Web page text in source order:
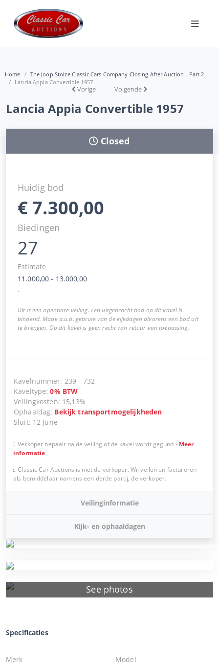
Home
The Joop Stolze Classic Cars Company Closing After Auction - Part 2
Lancia Appia Convertible 1957
Vorige Volgende
Lancia Appia Convertible 1957
See photos
Closed
Huidig bod
€ 7.300,00
Biedingen
27
Estimate
11.000,00 - 13.000,00
.
Dit is een openbare veiling. Een uitgebracht bod op dit kavel is
bindend. Maak a.u.b. gebruik van de kijkdagen alvorens een bod uit
te brengen. Op dit kavel is geen recht van retour van toepassing.
Kavelnummer: 239 - 732
Kaveltype:0% BTW
Veilingkosten: 15,13%
Ophaaldag: Bekijk transportmogelijkheden
Sluit: 12 June
Verkoper bepaalt na de veiling of de kavel wordt gegund - Meer
informatie
Classic Car Auctions is niet de verkoper. Wij veilen en factureren
als bemiddelaar namens een derde partij, de verkoper.
Veilinginformatie
Kijk- en ophaaldagen
Specificaties
Merk
Model